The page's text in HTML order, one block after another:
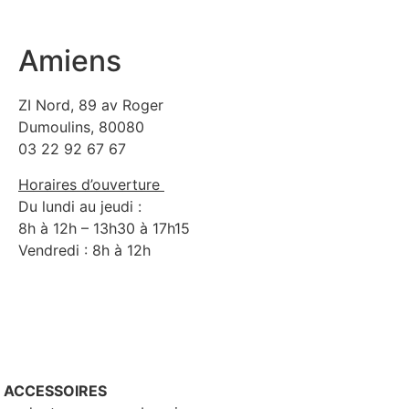
Amiens
ZI Nord, 89 av Roger
Dumoulins, 80080
03 22 92 67 67
Horaires d’ouverture
Du lundi au jeudi :
8h à 12h – 13h30 à 17h15
Vendredi : 8h à 12h
ACCESSOIRES